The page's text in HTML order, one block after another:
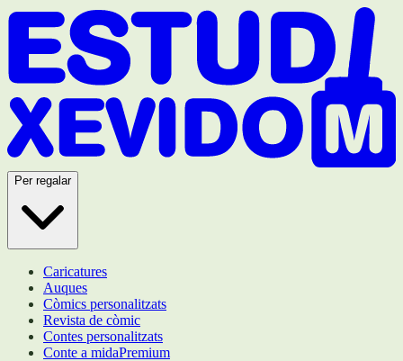
Per regalar
Caricatures
Auques
Còmics personalitzats
Revista de còmic
Contes personalitzats
Conte a midaPremium